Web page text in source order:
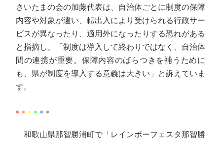
さいたまの会の加藤代表は、自治体ごとに制度の保障
内容や対象が違い、転出入により受けられる行政サー
ビスが異なったり、適用外になったりする恐れがある
と指摘し、「制度は導入して終わりではなく、自治体
間の連携が重要。保障内容のばらつきを補うために
も、県が制度を導入する意義は大きい」と訴えていま
す。
* * * * * *
和歌山県那智勝浦町で「レインボーフェスタ那智勝